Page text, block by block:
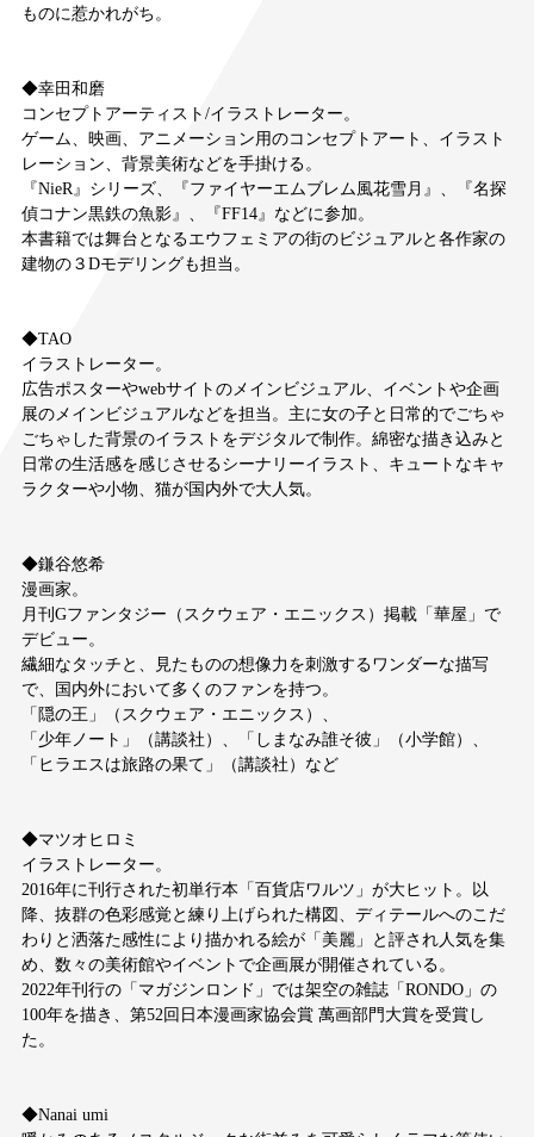
ものに惹かれがち。
◆幸田和磨
コンセプトアーティスト/イラストレーター。
ゲーム、映画、アニメーション用のコンセプトアート、イラスト
レーション、背景美術などを手掛ける。
『NieR』シリーズ、『ファイヤーエムブレム風花雪月』、『名探
偵コナン黒鉄の魚影』、『FF14』などに参加。
本書籍では舞台となるエウフェミアの街のビジュアルと各作家の
建物の３Dモデリングも担当。
◆TAO
イラストレーター。
広告ポスターやwebサイトのメインビジュアル、イベントや企画
展のメインビジュアルなどを担当。主に女の子と日常的でごちゃ
ごちゃした背景のイラストをデジタルで制作。綿密な描き込みと
日常の生活感を感じさせるシーナリーイラスト、キュートなキャ
ラクターや小物、猫が国内外で大人気。
◆鎌谷悠希
漫画家。
月刊Gファンタジー（スクウェア・エニックス）掲載「華屋」で
デビュー。
繊細なタッチと、見たものの想像力を刺激するワンダーな描写
で、国内外において多くのファンを持つ。
「隠の王」（スクウェア・エニックス）、
「少年ノート」（講談社）、「しまなみ誰そ彼」（小学館）、
「ヒラエスは旅路の果て」（講談社）など
◆マツオヒロミ
イラストレーター。
2016年に刊行された初単行本「百貨店ワルツ」が大ヒット。以
降、抜群の色彩感覚と練り上げられた構図、ディテールへのこだ
わりと洒落た感性により描かれる絵が「美麗」と評され人気を集
め、数々の美術館やイベントで企画展が開催されている。
2022年刊行の「マガジンロンド」では架空の雑誌「RONDO」の
100年を描き、第52回日本漫画家協会賞 萬画部門大賞を受賞し
た。
◆Nanai umi